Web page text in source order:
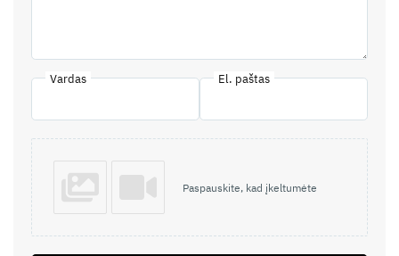
Vardas El. paštas
Paspauskite, kad įkeltumėte